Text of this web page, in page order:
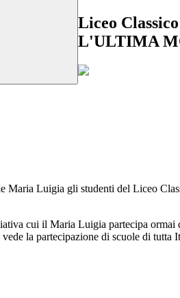
Liceo
L'ULTIMA
Maria Luigia gli studenti del Liceo
cui il Maria Luigia partecipa ormai
la partecipazione di scuole di tutta